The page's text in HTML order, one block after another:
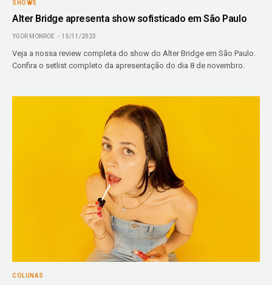
SHOWS
Alter Bridge apresenta show sofisticado em São Paulo
YGOR MONROE 15/11/2023
Veja a nossa review completa do show do Alter Bridge em São Paulo.
Confira o setlist completo da apresentação do dia 8 de novembro.
COLUNAS